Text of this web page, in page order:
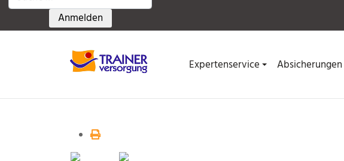
Type 2 or more characters for results.
Anmelden
Expertenservice Absicherungen